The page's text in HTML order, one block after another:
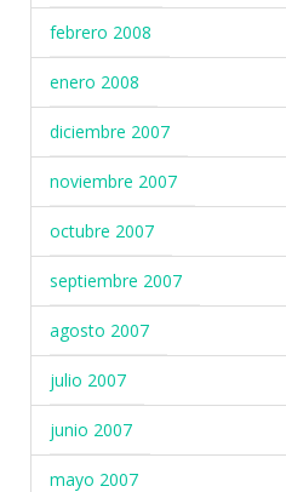
febrero 2008
enero 2008
diciembre 2007
noviembre 2007
octubre 2007
septiembre 2007
agosto 2007
julio 2007
junio 2007
mayo 2007